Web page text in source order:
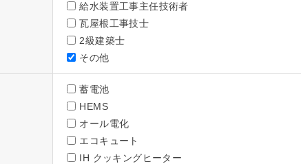
給水装置工事主任技術者
瓦屋根工事技士
2級建築士
その他
蓄電池
HEMS
オール電化
エコキュート
IH クッキングヒーター